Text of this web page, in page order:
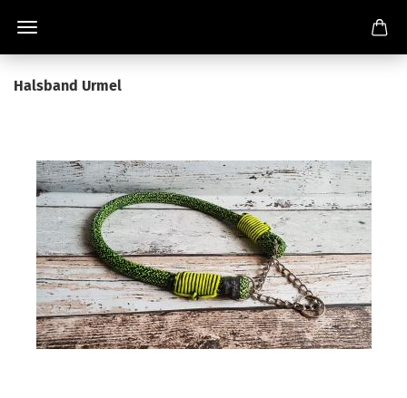
Halsband Urmel